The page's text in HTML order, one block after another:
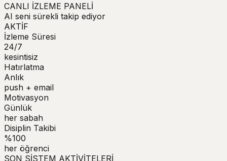
CANLI İZLEME PANELİ
AI seni sürekli takip ediyor
AKTİF
İzleme Süresi
24/7
kesintisiz
Hatırlatma
Anlık
push + email
Motivasyon
Günlük
her sabah
Disiplin Takibi
%100
her öğrenci
SON SİSTEM AKTİVİTELERİ